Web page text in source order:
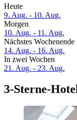
Heute
9. Aug. - 10. Aug.
Morgen
10. Aug. - 11. Aug.
Nächstes Wochenende
14. Aug. - 16. Aug.
In zwei Wochen
21. Aug. - 23. Aug.
3-Sterne-